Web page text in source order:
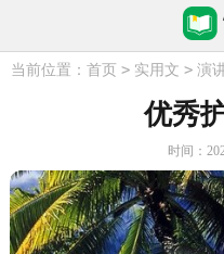
当前位置： 首页 > 实用文 > 演
优秀
时间：